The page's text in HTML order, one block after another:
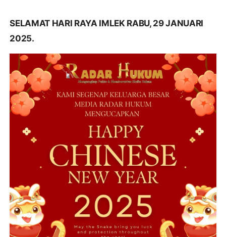
SELAMAT HARI RAYA IMLEK RABU, 29 JANUARI
2025.